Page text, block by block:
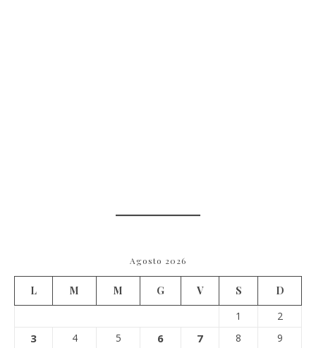
Agosto 2026
L M M G V S
D
1
2
3 4 5 6 7 8
9